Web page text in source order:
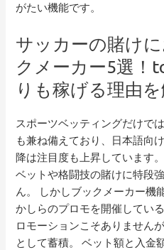
がたい機能です。
サッカーの賭け
クメーカー5選！
りも稼げる理由を
スポーツベッティングだけで
も兼ね備えており、日本語向
降は注目度も上昇しています
ベットや格闘技の賭けに特段
ん。 しかしブックメーカー機
かしらのプロモを開催してい
ロモーションこそありません
として蓄積。 ベット額と入金